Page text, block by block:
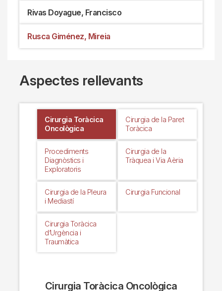
Rivas Doyague, Francisco
Rusca Giménez, Mireia
Aspectes rellevants
Cirurgia Toràcica
Oncològica
Cirurgia de la Paret
Toràcica
Procediments
Diagnòstics i
Exploratoris
Cirurgia de la
Tràquea i Via Aèria
Cirurgia de la Pleura
i Mediastí
Cirurgia Funcional
Cirurgia Toràcica
d’Urgència i
Traumàtica
Cirurgia Toràcica Oncològica